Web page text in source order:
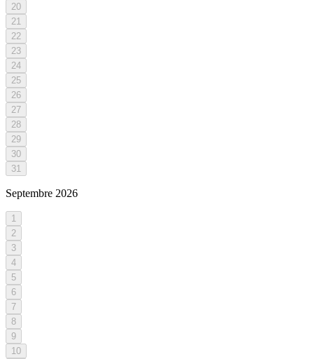
20
21
22
23
24
25
26
27
28
29
30
31
Septembre 2026
1
2
3
4
5
6
7
8
9
10